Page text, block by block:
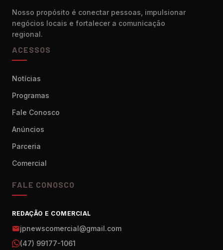
Nosso propósito é conectar pessoas, impulsionar
negócios locais e fortalecer a comunicação
regional.
ACESSOS
Notícias
Programas
Fale Conosco
Anúncios
Parceria
Comercial
FALE CONOSCO
REDAÇÃO E COMERCIAL
jpnewscomercial@gmail.com
(47) 99177-1061